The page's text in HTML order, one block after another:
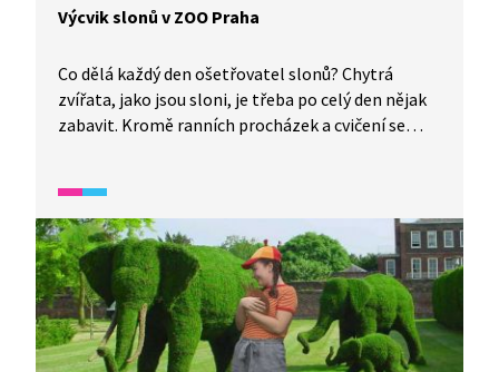
Výcvik slonů v ZOO Praha
Co dělá každý den ošetřovatel slonů? Chytrá
zvířata, jako jsou sloni, je třeba po celý den nějak
zabavit. Kromě ranních procházek a cvičení se
ZOO však bohužel nelze kvůli jejich vysokému věku
rozmnožovat.